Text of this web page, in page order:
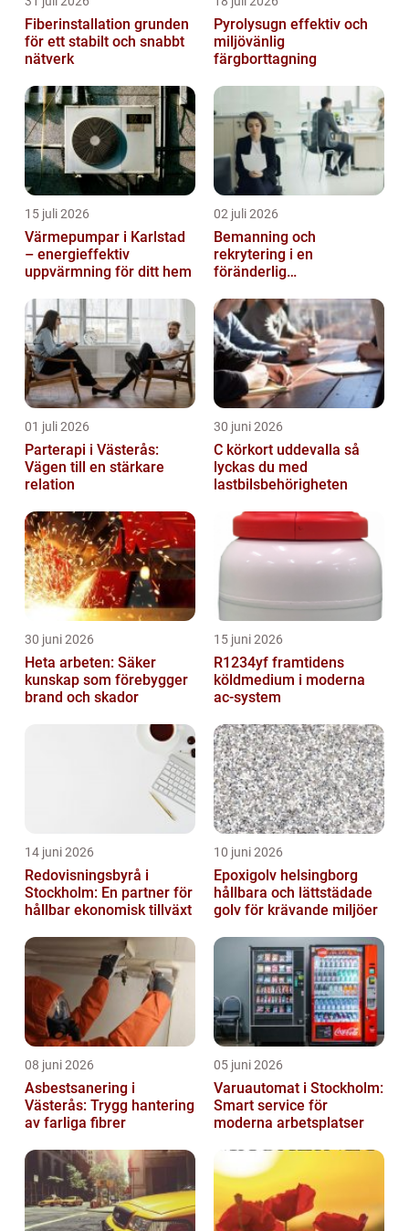
Fiberinstallation grunden
för ett stabilt och snabbt
nätverk
Pyrolysugn effektiv och
miljövänlig
färgborttagning
15 juli 2026
Värmepumpar i Karlstad
– energieffektiv
uppvärmning för ditt hem
02 juli 2026
Bemanning och
rekrytering i en
föränderlig
01 juli 2026
Parterapi i Västerås:
Vägen till en stärkare
relation
30 juni 2026
C körkort uddevalla så
lyckas du med
lastbilsbehörigheten
30 juni 2026
Heta arbeten: Säker
kunskap som förebygger
brand och skador
15 juni 2026
R1234yf framtidens
köldmedium i moderna
ac-system
14 juni 2026
Redovisningsbyrå i
Stockholm: En partner för
hållbar ekonomisk tillväxt
10 juni 2026
Epoxigolv helsingborg
hållbara och lättstädade
golv för krävande miljöer
08 juni 2026
Asbestsanering i
Västerås: Trygg hantering
av farliga fibrer
05 juni 2026
Varuautomat i Stockholm:
Smart service för
moderna arbetsplatser